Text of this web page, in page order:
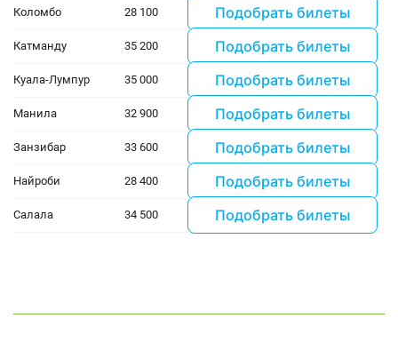
Коломбо 28 100 Подобрать билеты
Катманду 35 200 Подобрать билеты
Куала-Лумпур 35 000 Подобрать билеты
Манила 32 900 Подобрать билеты
Занзибар 33 600 Подобрать билеты
Найроби 28 400 Подобрать билеты
Салала 34 500 Подобрать билеты